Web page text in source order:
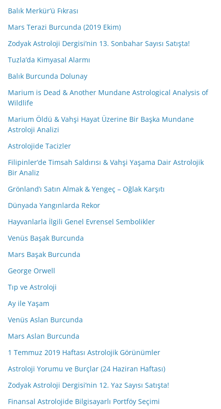
Balık Merkür’ü Fıkrası
Mars Terazi Burcunda (2019 Ekim)
Zodyak Astroloji Dergisi’nin 13. Sonbahar Sayısı Satışta!
Tuzla’da Kimyasal Alarmı
Balık Burcunda Dolunay
Marium is Dead & Another Mundane Astrological Analysis of
Wildlife
Marium Öldü & Vahşi Hayat Üzerine Bir Başka Mundane
Astroloji Analizi
Astrolojide Tacizler
Filipinler’de Timsah Saldırısı & Vahşi Yaşama Dair Astrolojik
Bir Analiz
Grönland’ı Satın Almak & Yengeç – Oğlak Karşıtı
Dünyada Yangınlarda Rekor
Hayvanlarla İlgili Genel Evrensel Sembolikler
Venüs Başak Burcunda
Mars Başak Burcunda
George Orwell
Tıp ve Astroloji
Ay ile Yaşam
Venüs Aslan Burcunda
Mars Aslan Burcunda
1 Temmuz 2019 Haftası Astrolojik Görünümler
Astroloji Yorumu ve Burçlar (24 Haziran Haftası)
Zodyak Astroloji Dergisi’nin 12. Yaz Sayısı Satışta!
Finansal Astrolojide Bilgisayarlı Portföy Seçimi